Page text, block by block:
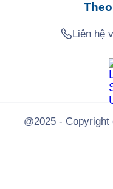
Liên hệ
@2025 -